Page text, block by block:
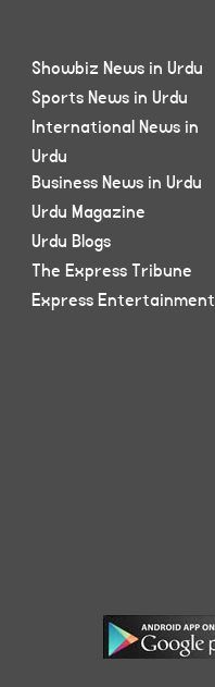
Showbiz News in Urdu
Sports News in Urdu
International News in
Urdu
Business News in Urdu
Urdu Magazine
Urdu Blogs
The Express Tribune
Express Entertainment